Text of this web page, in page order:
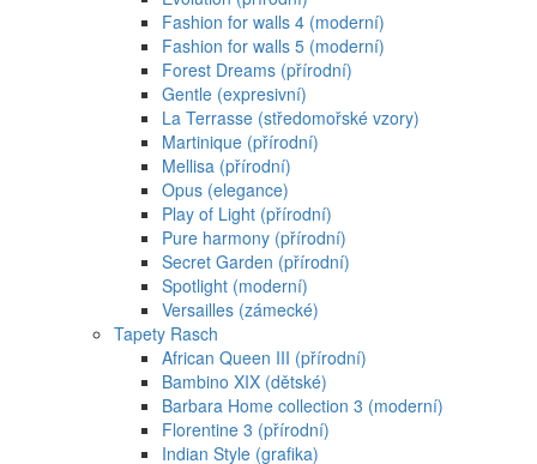
Fashion for walls 4 (moderní)
Fashion for walls 5 (moderní)
Forest Dreams (přírodní)
Gentle (expresivní)
La Terrasse (středomořské vzory)
Martinique (přírodní)
Mellisa (přírodní)
Opus (elegance)
Play of Light (přírodní)
Pure harmony (přírodní)
Secret Garden (přírodní)
Spotlight (moderní)
Versailles (zámecké)
Tapety Rasch
African Queen III (přírodní)
Bambino XIX (dětské)
Barbara Home collection 3 (moderní)
Florentine 3 (přírodní)
Indian Style (grafika)